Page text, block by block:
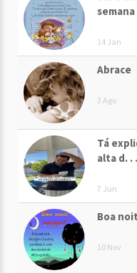
semana
14 Jan
Abrace
3 Ago
Tá
alta d. . .
7 Jun
Boa
10 Nov